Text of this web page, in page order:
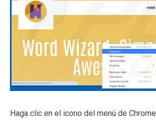
Haga clic en el icono del menú de Chrome